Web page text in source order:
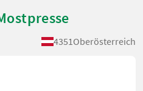
4351Oberösterreich